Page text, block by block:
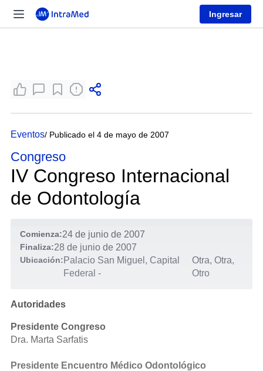
Ingresar
Eventos/ Publicado el 4 de mayo de 2007
Congreso
IV Congreso Internacional
de Odontología
Comienza:24 de junio de 2007
Finaliza:28 de junio de 2007
Ubicación:Palacio San Miguel, Capital
Federal -
Otra, Otra,
Otro
Autoridades
Presidente Congreso
Dra. Marta Sarfatis
Presidente Encuentro Médico Odontológico